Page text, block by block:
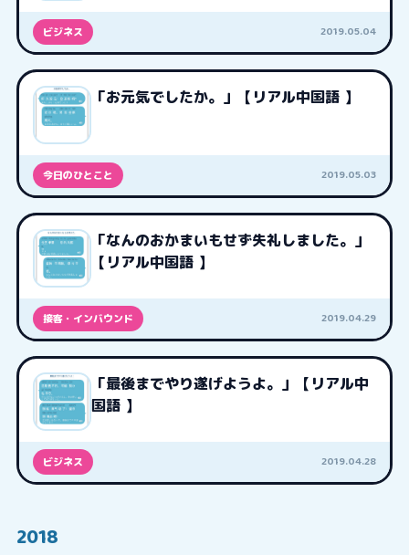
ビジネス 2019.05.04
「お元気でしたか。」【リアル中国語 】
今日のひとこと 2019.05.03
「なんのおかまいもせず失礼しました。」
【リアル中国語 】
接客・インバウンド 2019.04.29
「最後までやり遂げようよ。」【リアル中
国語 】
ビジネス 2019.04.28
2018